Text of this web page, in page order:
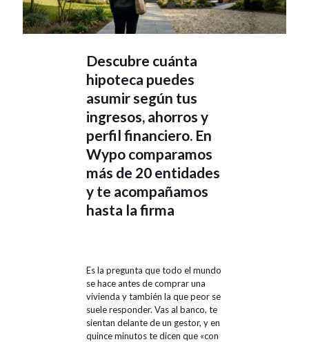
Descubre cuánta
hipoteca puedes
asumir según tus
ingresos, ahorros y
perfil financiero. En
Wypo comparamos
más de 20 entidades
y te acompañamos
hasta la firma
Es la pregunta que todo el mundo
se hace antes de comprar una
vivienda y también la que peor se
suele responder. Vas al banco, te
sientan delante de un gestor, y en
quince minutos te dicen que «con